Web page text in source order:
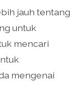
jauh tentang
untuk
mencari
mengenai